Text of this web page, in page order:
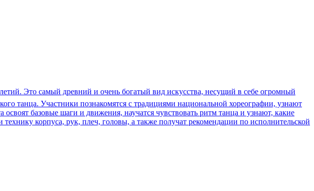
Это самый древний и очень богатый вид искусства, несущий в себе огромный
танца. Участники познакомятся с традициями национальной хореографии, узнают
базовые шаги и движения, научатся чувствовать ритм танца и узнают, какие
корпуса, рук, плеч, головы, а также получат рекомендации по исполнительской